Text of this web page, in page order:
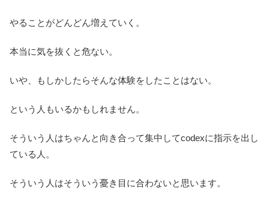
やることがどんどん増えていく。
本当に気を抜くと危ない。
いや、もしかしたらそんな体験をしたことはない。
という人もいるかもしれません。
そういう人はちゃんと向き合って集中してcodexに指示を出し
ている人。
そういう人はそういう憂き目に合わないと思います。